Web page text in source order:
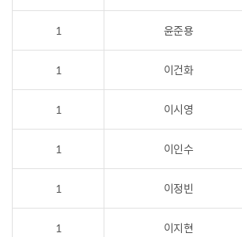
1 윤준용
1 이건화
1 이시영
1 이인수
1 이정빈
1 이지현